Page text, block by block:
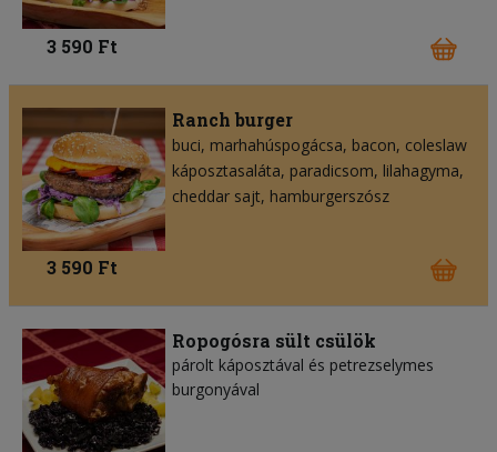
3 590 Ft
Ranch burger
buci marhahúspogácsa bacon coleslaw
káposztasaláta paradicsom lilahagyma
cheddar sajt hamburgerszósz
3 590 Ft
Ropogósra sült csülök
párolt káposztával és petrezselymes
burgonyával